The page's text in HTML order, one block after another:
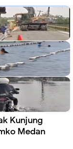
Kunjung
Medan